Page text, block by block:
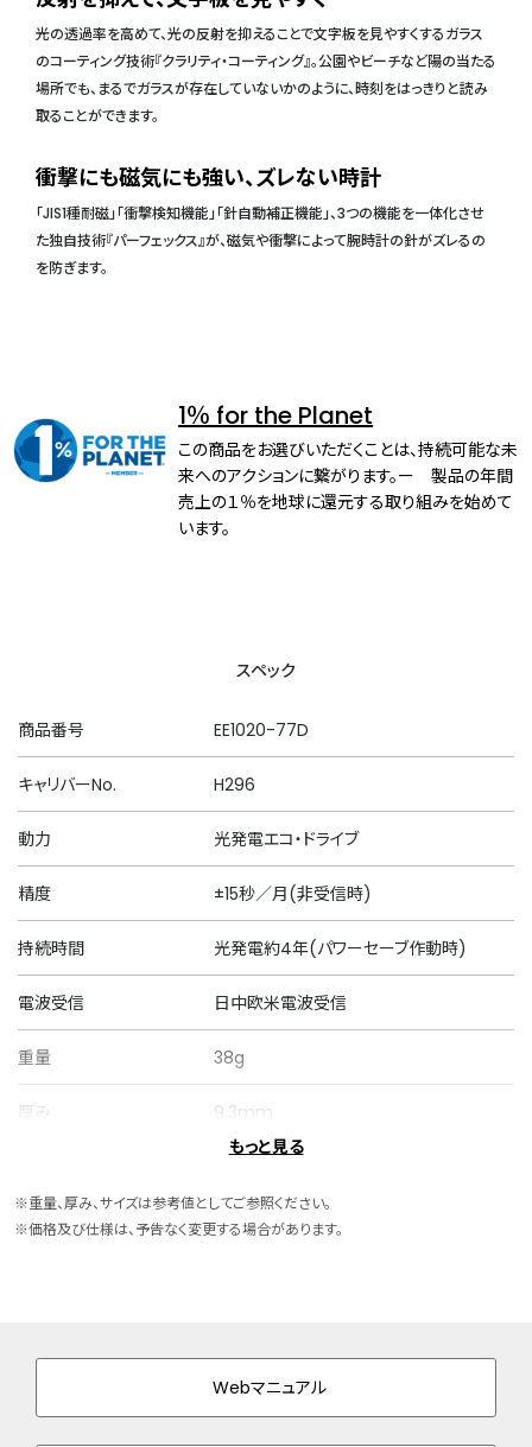
光の透過率を高めて、光の反射を抑えることで文字板を見やすくするガラス
のコーティング技術『クラリティ・コーティング』。公園やビーチなど陽の当たる
場所でも、まるでガラスが存在していないかのように、時刻をはっきりと読み
取ることができます。
衝撃にも磁気にも強い、ズレない時計
「JIS1種耐磁」「衝撃検知機能」「針自動補正機能」、3つの機能を一体化させ
た独自技術『パーフェックス』が、磁気や衝撃によって腕時計の針がズレるの
を防ぎます。
1％ for the Planet
この商品をお選びいただくことは、持続可能な未
来へのアクションに繋がります。ー 製品の年間
売上の１％を地球に還元する取り組みを始めて
います。
スペック
商品番号 EE1020-77D
キャリバーNo. H296
動力 光発電エコ・ドライブ
精度 ±15秒／月(非受信時)
持続時間 光発電約4年(パワーセーブ作動時)
電波受信 日中欧米電波受信
重量 38g
厚み 9.3mm
ケース素材 スーパーチタニウム
三ツ折れプッシュタイプ
バンド調整可能サイ
128～182mm
もっと見る
※重量、厚み、サイズは参考値としてご参照ください。
※価格及び仕様は、予告なく変更する場合があります。
Webマニュアル